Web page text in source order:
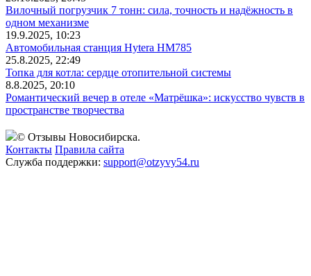
Вилочный погрузчик 7 тонн: сила, точность и надёжность в
одном механизме
19.9.2025, 10:23
Автомобильная станция Hytera HM785
25.8.2025, 22:49
Топка для котла: сердце отопительной системы
8.8.2025, 20:10
Романтический вечер в отеле «Матрёшка»: искусство чувств в
пространстве творчества
© Отзывы Новосибирска.
Контакты Правила сайта
Служба поддержки: support@otzyvy54.ru